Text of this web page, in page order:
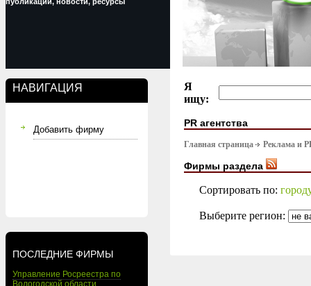
НАВИГАЦИЯ
Добавить фирму
ПОСЛЕДНИЕ ФИРМЫ
Управление Росреестра по
Вологодской области
Я
ищу:
PR агентства
Главная страница Реклама и
Фирмы раздела
Сортировать по:
Выберите регион: